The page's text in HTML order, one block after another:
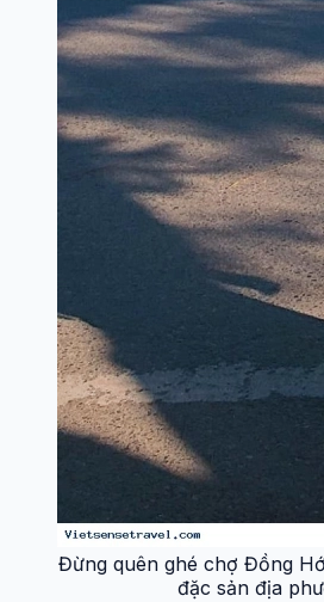
Đừng quên ghé chợ Đồng
đặc sản địa